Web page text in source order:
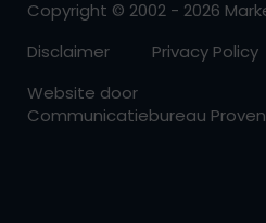
Copyright © 2002 - 2026
Disclaimer
Privacy Policy
Website door
Communicatiebureau